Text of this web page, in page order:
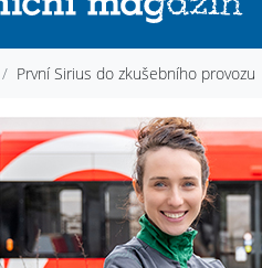
První Sirius do zkušebního provozu